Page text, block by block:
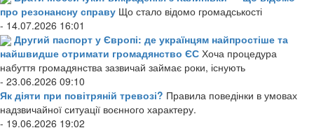
про резонансну справу Що стало відомо громадськості
- 14.07.2026 16:01
Другий паспорт у Європі: де українцям найпростіше та
найшвидше отримати громадянство ЄС Хоча процедура
набуття громадянства зазвичай займає роки, існують
- 23.06.2026 09:10
Як діяти при повітряній тревозі? Правила поведінки в умовах
надзвичайної ситуації воєнного характеру.
- 19.06.2026 19:02